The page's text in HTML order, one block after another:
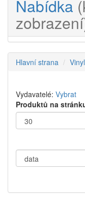
Nabídka
Hlavní strana
Vydavatelé: Vybrat
Produktů na